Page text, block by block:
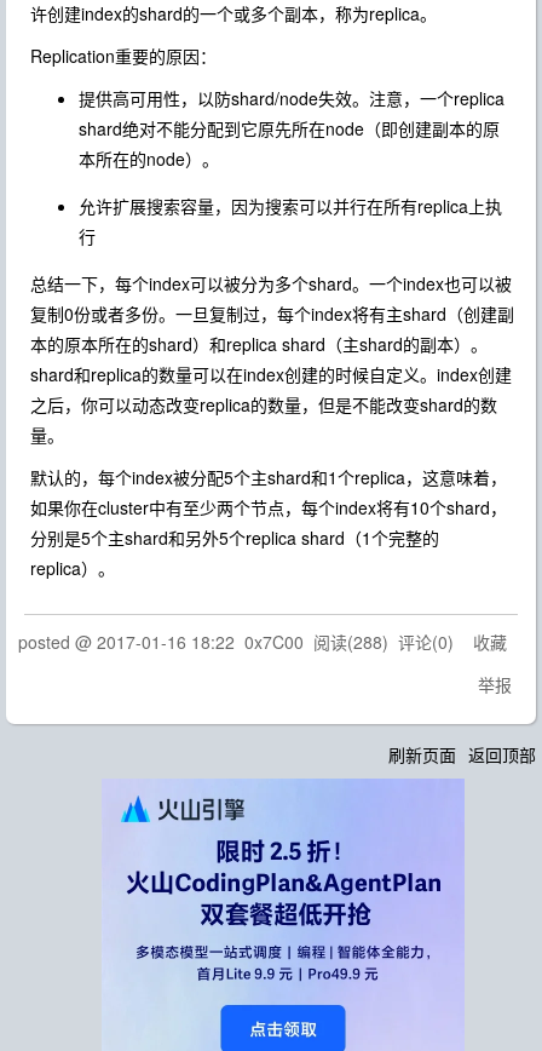
许创建index的shard的一个或多个副本，称为replica。
Replication重要的原因：
提供高可用性，以防shard/node失效。注意，一个replica
shard绝对不能分配到它原先所在node（即创建副本的原
本所在的node）。
允许扩展搜索容量，因为搜索可以并行在所有replica上执
行
总结一下，每个index可以被分为多个shard。一个index也可以被
复制0份或者多份。一旦复制过，每个index将有主shard（创建副
本的原本所在的shard）和replica shard（主shard的副本）。
shard和replica的数量可以在index创建的时候自定义。index创建
之后，你可以动态改变replica的数量，但是不能改变shard的数
量。
默认的，每个index被分配5个主shard和1个replica，这意味着，
如果你在cluster中有至少两个节点，每个index将有10个shard，
分别是5个主shard和另外5个replica shard（1个完整的
replica）。
posted @ 2017-01-16 18:22 0x7C00 阅读(288) 评论(0) 收藏
举报
刷新页面 返回顶部